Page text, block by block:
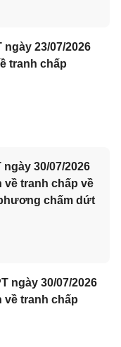
ngày 23/07/2026
tranh chấp
ngày 30/07/2026
về tranh chấp về
chấm dứt
ngày 30/07/2026
về tranh chấp